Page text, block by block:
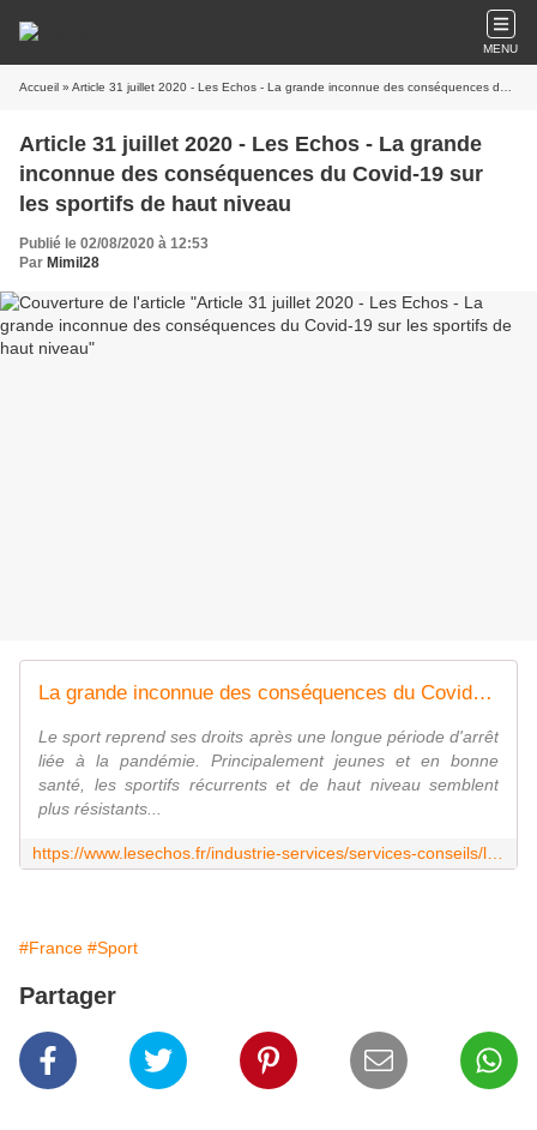
MENU
Accueil » Article 31 juillet 2020 - Les Echos - La grande inconnue des conséquences du Covid-19 sur les sportifs de haut niveau
Article 31 juillet 2020 - Les Echos - La grande
inconnue des conséquences du Covid-19 sur
les sportifs de haut niveau
Publié le 02/08/2020 à 12:53
Par Mimil28
La grande inconnue des conséquences du Covid-19 sur les sportifs de haut niveau
Le sport reprend ses droits après une longue période d'arrêt
liée à la pandémie. Principalement jeunes et en bonne
santé, les sportifs récurrents et de haut niveau semblent
plus résistants...
#France #Sport
Partager